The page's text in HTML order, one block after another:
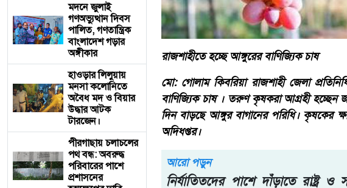
মদনে জুলাই
গণঅভ্যুত্থান দিবস
পালিত, গণতান্ত্রিক
বাংলাদেশ গড়ার
অঙ্গীকার
হাওড়ার লিলুয়ায়
মনসা কলোনিতে
অবৈধ মদ ও বিয়ার
উদ্ধার আটক
টারজেন।
পীরগাছায় চলাচলের
পথ বন্ধ: অবরুদ্ধ
পরিবারের পাশে
প্রশাসনের
রাজশাহীতে হচ্ছে আঙ্গুরের বাণিজ্যিক চাষ
মো: গোলাম কিবরিয়া রাজশাহী জেলা
বাণিজ্যিক চাষ । তরুণ কৃষকরা আগ্রহী হচ্ছেন
দিন বাড়ছে আঙ্গুর বাগানের পরিধি। কৃষকের
অদিধপ্তর।
আরো পড়ুন
নির্যাতিতদের পাশে দাঁড়াতে রাষ্ট্র ও